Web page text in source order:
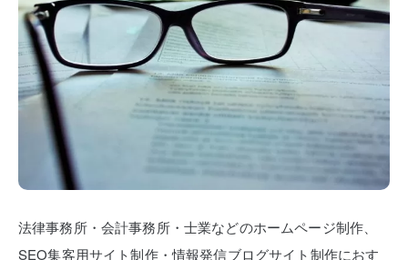
法律事務所・会計事務所・士業などのホームページ制作、
SEO集客用サイト制作・情報発信ブログサイト制作におす